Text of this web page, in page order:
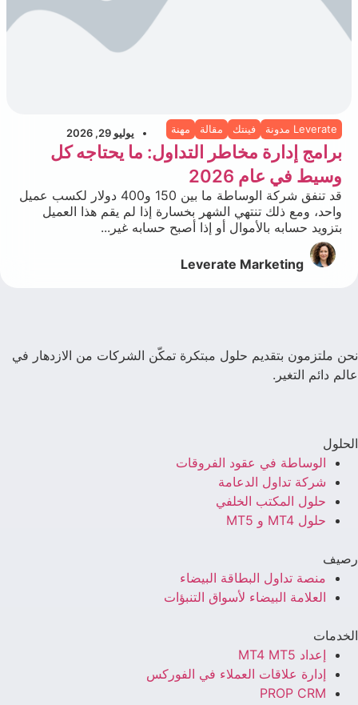
Leverate مدونة فينتك مقالة مهنة يوليو 29, 2026
برامج إدارة مخاطر التداول: ما يحتاجه كل
وسيط في عام 2026
قد تنفق شركة الوساطة ما بين 150 و400 دولار لكسب عميل
واحد، ومع ذلك تنتهي الشهر بخسارة إذا لم يقم هذا العميل
بتزويد حسابه بالأموال أو إذا أصبح حسابه غير...
Leverate Marketing
نحن ملتزمون بتقديم حلول مبتكرة تمكّن الشركات من الازدهار في
عالم دائم التغير.
الحلول
الوساطة في عقود الفروقات
شركة تداول الدعامة
حلول المكتب الخلفي
حلول MT4 و MT5
رصيف
منصة تداول البطاقة البيضاء
العلامة البيضاء لأسواق التنبؤات
الخدمات
إعداد MT4 MT5
إدارة علاقات العملاء في الفوركس
PROP CRM